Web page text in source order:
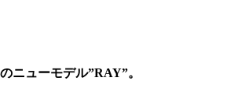
ニューモデル”RAY”。